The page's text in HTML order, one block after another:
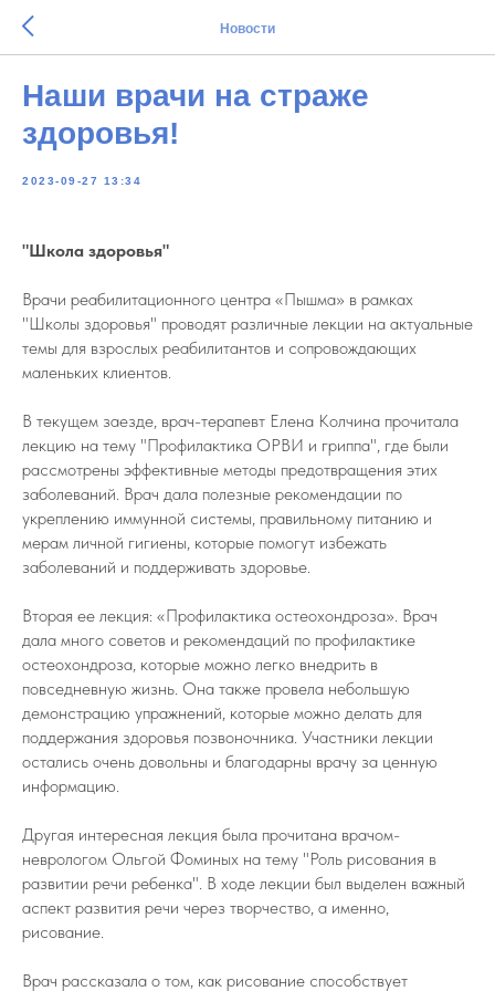
Новости
Наши врачи на страже
здоровья!
2023-09-27 13:34
"Школа здоровья"
Врачи реабилитационного центра «Пышма» в рамках
"Школы здоровья" проводят различные лекции на актуальные
темы для взрослых реабилитантов и сопровождающих
маленьких клиентов.
В текущем заезде, врач-терапевт Елена Колчина прочитала
лекцию на тему "Профилактика ОРВИ и гриппа", где были
рассмотрены эффективные методы предотвращения этих
заболеваний. Врач дала полезные рекомендации по
укреплению иммунной системы, правильному питанию и
мерам личной гигиены, которые помогут избежать
заболеваний и поддерживать здоровье.
Вторая ее лекция: «Профилактика остеохондроза». Врач
дала много советов и рекомендаций по профилактике
остеохондроза, которые можно легко внедрить в
повседневную жизнь. Она также провела небольшую
демонстрацию упражнений, которые можно делать для
поддержания здоровья позвоночника. Участники лекции
остались очень довольны и благодарны врачу за ценную
информацию.
Другая интересная лекция была прочитана врачом-
неврологом Ольгой Фоминых на тему "Роль рисования в
развитии речи ребенка". В ходе лекции был выделен важный
аспект развития речи через творчество, а именно,
рисование.
Врач рассказала о том, как рисование способствует